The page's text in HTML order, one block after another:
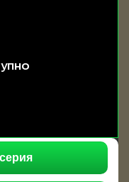
на её складе то,